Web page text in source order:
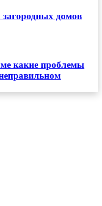
домов
какие проблемы